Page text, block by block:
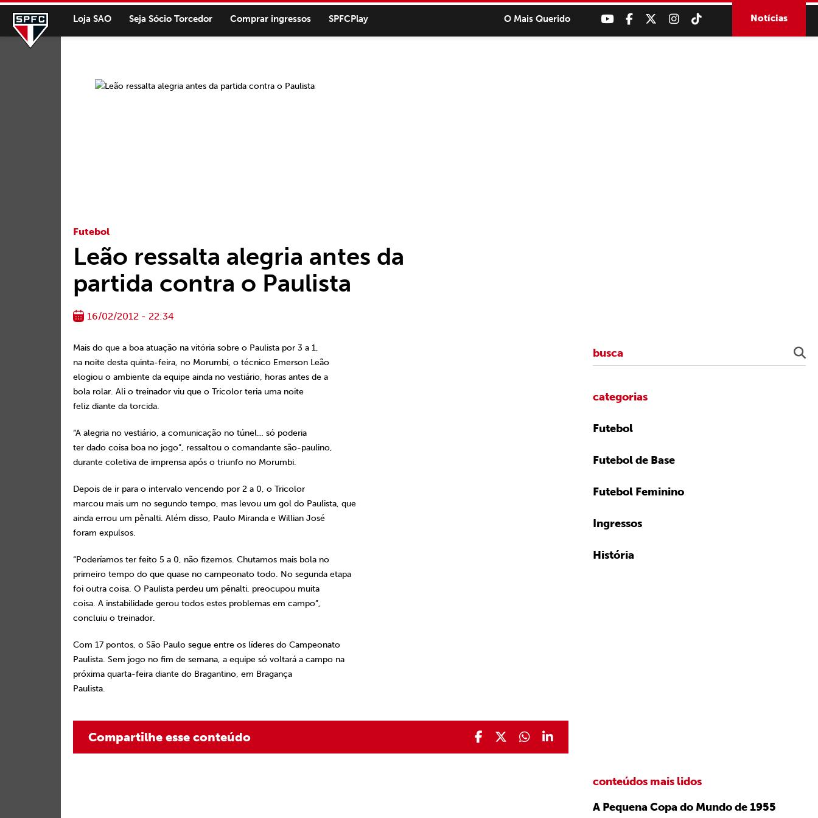
Loja SAO Seja Sócio Torcedor Comprar ingressos SPFCPlay O Mais Querido Notícias
Futebol
Leão ressalta alegria antes da
partida contra o Paulista
16/02/2012 - 22:34
Mais do que a boa atuação na vitória sobre o Paulista por 3 a 1,
na noite desta quinta-feira, no Morumbi, o técnico Emerson Leão
elogiou o ambiente da equipe ainda no vestiário, horas antes de a
bola rolar. Ali o treinador viu que o Tricolor teria uma noite
feliz diante da torcida.
“A alegria no vestiário, a comunicação no túnel… só poderia
ter dado coisa boa no jogo”, ressaltou o comandante são-paulino,
durante coletiva de imprensa após o triunfo no Morumbi.
Depois de ir para o intervalo vencendo por 2 a 0, o Tricolor
marcou mais um no segundo tempo, mas levou um gol do Paulista, que
ainda errou um pênalti. Além disso, Paulo Miranda e Willian José
foram expulsos.
“Poderíamos ter feito 5 a 0, não fizemos. Chutamos mais bola no
primeiro tempo do que quase no campeonato todo. No segunda etapa
foi outra coisa. O Paulista perdeu um pênalti, preocupou muita
coisa. A instabilidade gerou todos estes problemas em campo”,
concluiu o treinador.
Com 17 pontos, o São Paulo segue entre os líderes do Campeonato
Paulista. Sem jogo no fim de semana, a equipe só voltará a campo na
próxima quarta-feira diante do Bragantino, em Bragança
Paulista.
Compartilhe esse conteúdo
categorias
Futebol
Futebol de Base
Futebol Feminino
Ingressos
História
conteúdos mais lidos
A Pequena Copa do Mundo de 1955